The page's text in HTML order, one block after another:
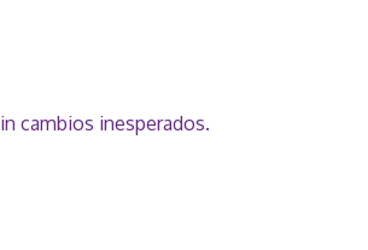
cambios inesperados.